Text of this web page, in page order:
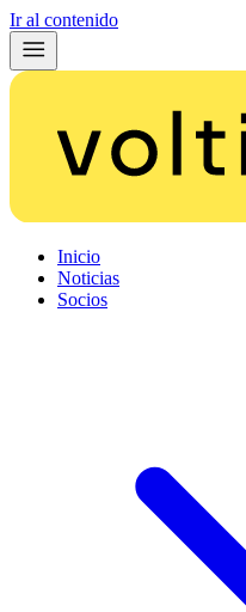
Ir al contenido
Inicio
Noticias
Socios